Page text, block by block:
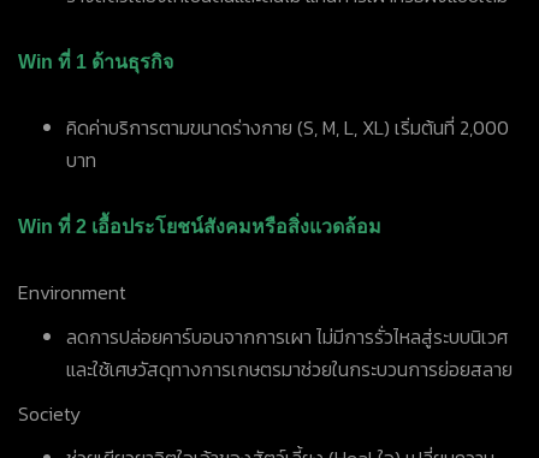
Win ที่ 1 ด้านธุรกิจ
คิดค่าบริการตามขนาดร่างกาย (S, M, L, XL) เริ่มต้นที่ 2,000
บาท
Win ที่ 2 เอื้อประโยชน์สังคมหรือสิ่งแวดล้อม
Environment
ลดการปล่อยคาร์บอนจากการเผา ไม่มีการรั่วไหลสู่ระบบนิเวศ
และใช้เศษวัสดุทางการเกษตรมาช่วยในกระบวนการย่อยสลาย
Society